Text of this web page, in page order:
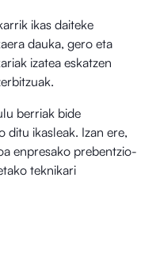
ikas daiteke
dauka, gero eta
izatea eskatzen
berriak bide
ditu ikasleak. Izan ere,
enpresako prebentzio-
teknikari